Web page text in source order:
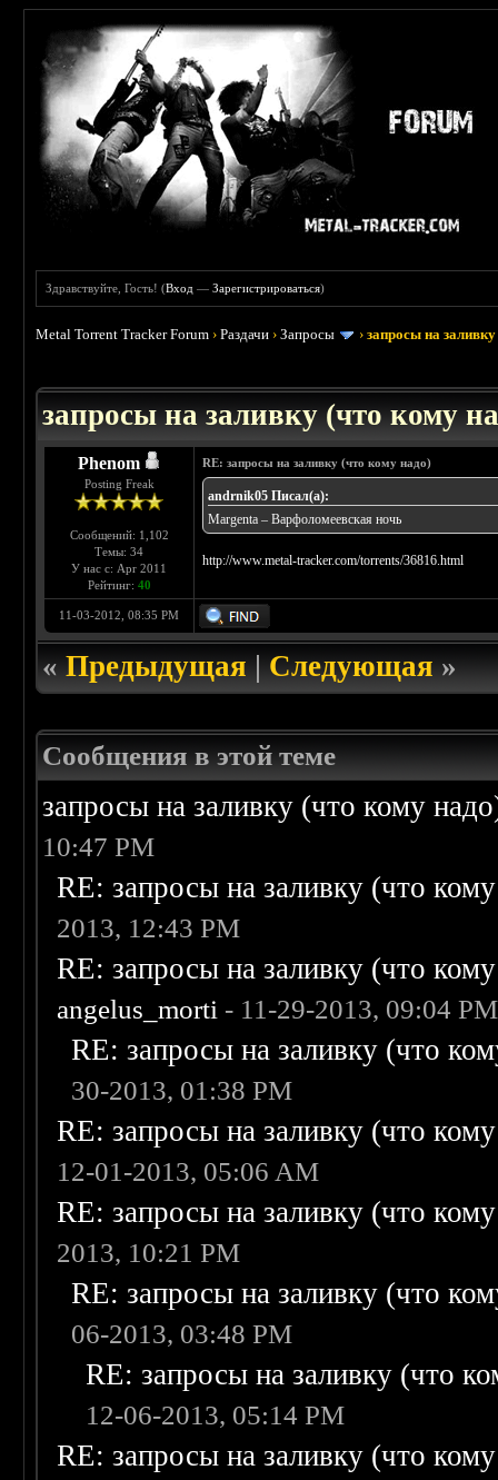
Здравствуйте, Гость! (Вход —Зарегистрироваться)
Metal Torrent Tracker Forum ›Раздачи ›Запросы ›запросы на
запросы на заливку (что кому
Phenom
Posting Freak
Сообщений: 1,102
Темы: 34
У нас с: Apr 2011
Рейтинг: 40
RE: запросы на заливку (что кому надо)
andrnik05 Писал(а):
Margenta – Варфоломеевская ночь
http://www.metal-tracker.com/torrents/36816.html
11-03-2012, 08:35 PM
«Предыдущая|Следующая»
Сообщения в этой теме
запросы на заливку (что кому
10:47 PM
RE: запросы на заливку (что
2013, 12:43 PM
RE: запросы на заливку (что
angelus_morti - 11-29-2013, 09:04 PM
RE: запросы на заливку (что
30-2013, 01:38 PM
RE: запросы на заливку (что
12-01-2013, 05:06 AM
RE: запросы на заливку (что
2013, 10:21 PM
RE: запросы на заливку (что
06-2013, 03:48 PM
RE: запросы на заливку (что
12-06-2013, 05:14 PM
RE: запросы на заливку (что